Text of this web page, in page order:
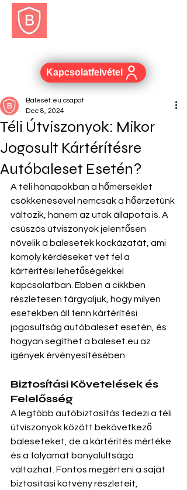
Kapcsolatfelvétel
Téli Útviszonyok: Mikor
Jogosult Kártérítésre
Autóbaleset Esetén?
Baleset.eu csapat
Dec 8, 2024
A téli hónapokban a hőmérséklet
csökkenésével nemcsak a hőérzetünk
változik, hanem az utak állapota is. A
csúszós útviszonyok jelentősen
növelik a balesetek kockázatát, ami
komoly kérdéseket vet fel a
kártérítési lehetőségekkel
kapcsolatban. Ebben a cikkben
részletesen tárgyaljuk, hogy milyen
esetekben áll fenn kártérítési
jogosultság autóbaleset esetén, és
hogyan segíthet a baleset.eu az
igények érvényesítésében.
Biztosítási Követelések és
Felelősség
A legtöbb autóbiztosítás fedezi a téli
útviszonyok között bekövetkező
baleseteket, de a kártérítés mértéke
és a folyamat bonyolultsága
változhat. Fontos megérteni a saját
biztosítási kötvény részleteit,